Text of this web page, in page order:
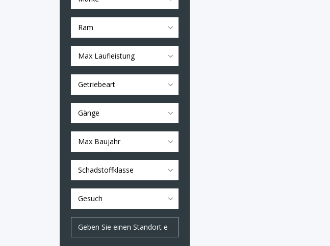
Ram
Max Laufleistung
Getriebeart
Gänge
Max Baujahr
Schadstoffklasse
Gesuch